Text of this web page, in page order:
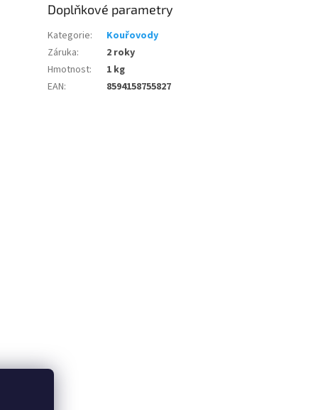
Doplňkové parametry
Kategorie:
Kouřovody
Záruka:
2 roky
Hmotnost:
1 kg
EAN: 8594158755827